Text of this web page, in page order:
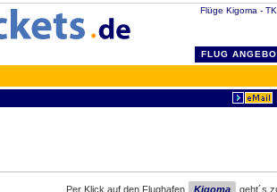
Flüge Kigoma -
FLUG
Per Klick auf den Flughafen Kigoma
geht´s